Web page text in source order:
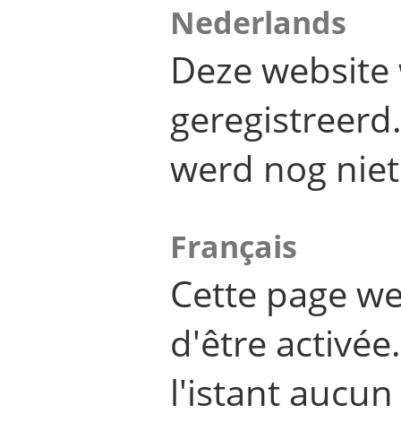
Nederlands
Deze
werd nog
Français
Cette page
d'être
l'istant